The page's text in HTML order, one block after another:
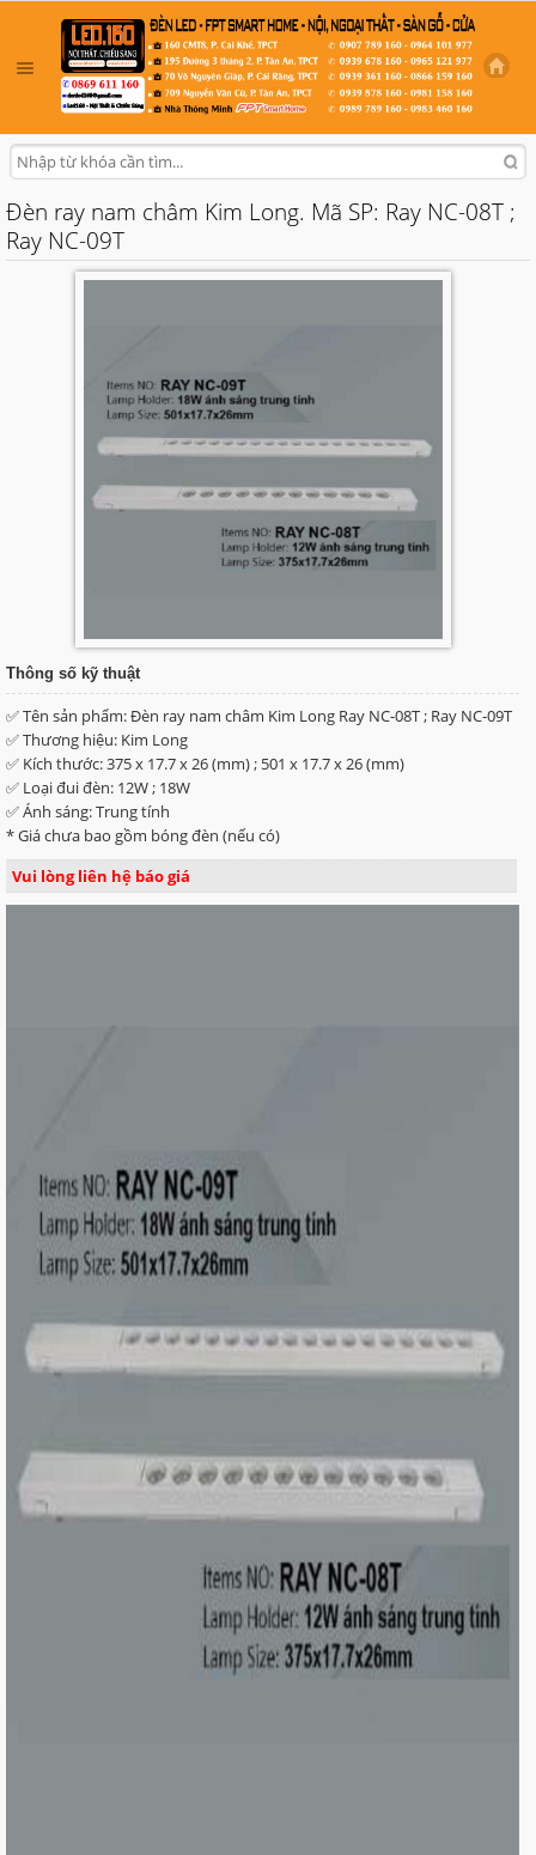
Đèn ray nam châm Kim Long. Mã SP: Ray NC-08T ;
Ray NC-09T
Thông số kỹ thuật
✅ Tên sản phẩm: Đèn ray nam châm Kim Long Ray NC-08T ; Ray NC-09T
✅ Thương hiệu: Kim Long
✅ Kích thước: 375 x 17.7 x 26 (mm) ; 501 x 17.7 x 26 (mm)
✅ Loại đui đèn: 12W ; 18W
✅ Ánh sáng: Trung tính
* Giá chưa bao gồm bóng đèn (nếu có)
Vui lòng liên hệ báo giá